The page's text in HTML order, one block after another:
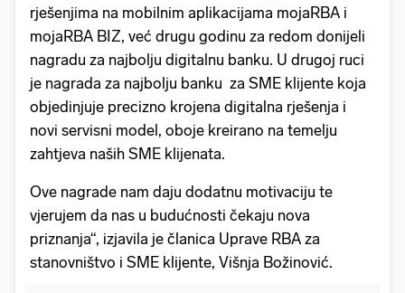
rješenjima na mobilnim aplikacijama mojaRBA i
mojaRBA BIZ, već drugu godinu za redom donijeli
nagradu za najbolju digitalnu banku. U drugoj ruci
je nagrada za najbolju banku za SME klijente koja
objedinjuje precizno krojena digitalna rješenja i
novi servisni model, oboje kreirano na temelju
zahtjeva naših SME klijenata.
Ove nagrade nam daju dodatnu motivaciju te
vjerujem da nas u budućnosti čekaju nova
priznanja“, izjavila je članica Uprave RBA za
stanovništvo i SME klijente, Višnja Božinović.